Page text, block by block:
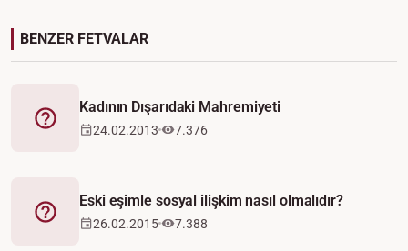
BENZER FETVALAR
Fetva
Kadının Dışarıdaki Mahremiyeti
24.02.2013 7.376
Fetva
Eski eşimle sosyal ilişkim nasıl olmalıdır?
26.02.2015 7.388